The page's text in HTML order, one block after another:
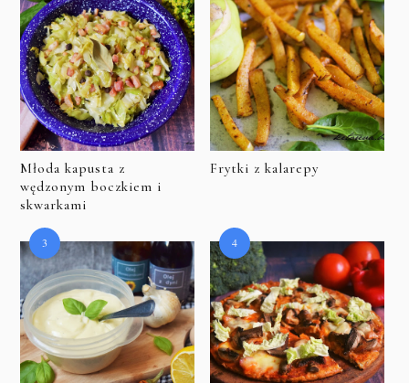
Młoda kapusta z
wędzonym boczkiem i
skwarkami
Frytki z kalarepy